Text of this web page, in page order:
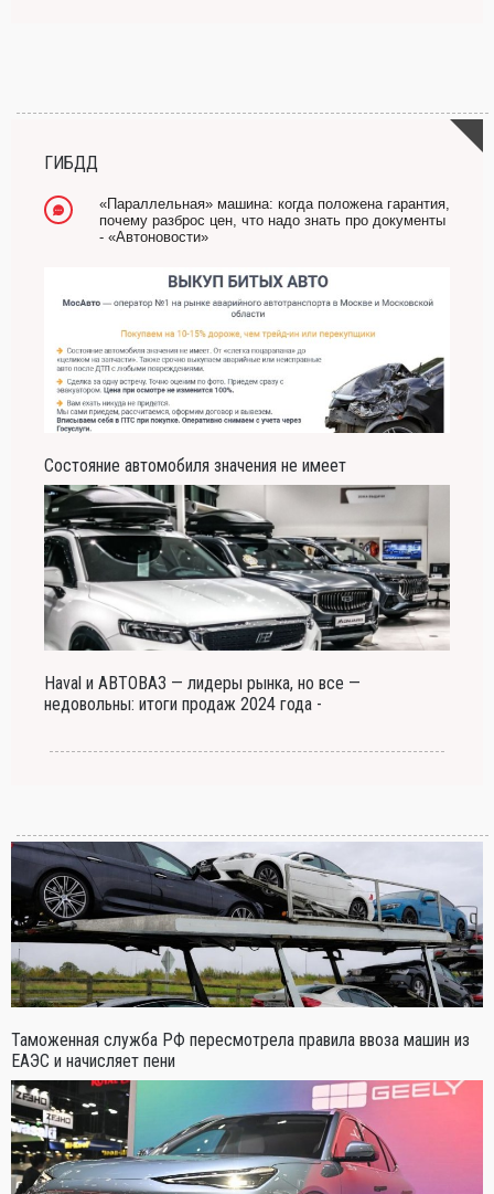
ГИБДД
«Параллельная» машина: когда положена гарантия,
почему разброс цен, что надо знать про документы
- «Автоновости»
Состояние автомобиля значения не имеет
Haval и АВТОВАЗ — лидеры рынка, но все —
недовольны: итоги продаж 2024 года -
Таможенная служба РФ пересмотрела правила ввоза машин из
ЕАЭС и начисляет пени